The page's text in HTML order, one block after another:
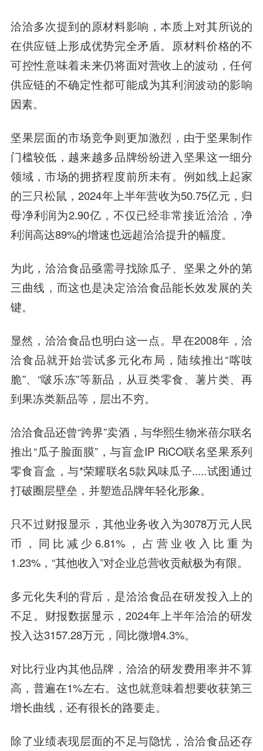
洽洽多次提到的原材料影响，本质上对其所说的
在供应链上形成优势完全矛盾。原材料价格的不
可控性意味着未来仍将面对营收上的波动，任何
供应链的不确定性都可能成为其利润波动的影响
因素。
坚果层面的市场竞争则更加激烈，由于坚果制作
门槛较低，越来越多品牌纷纷进入坚果这一细分
领域，市场的拥挤程度前所未有。例如线上起家
的三只松鼠，2024年上半年营收为50.75亿元，归
母净利润为2.90亿，不仅已经非常接近洽洽，净
利润高达89%的增速也远超洽洽提升的幅度。
为此，洽洽食品亟需寻找除瓜子、坚果之外的第
三曲线，而这也是决定洽洽食品能长效发展的关
键。
显然，洽洽食品也明白这一点。早在2008年，洽
洽食品就开始尝试多元化布局，陆续推出“喀吱
脆”、“啵乐冻”等新品，从豆类零食、薯片类、再
到果冻类新品等，层出不穷。
洽洽食品还曾“跨界”卖酒，与华熙生物米蓓尔联名
推出“瓜子脸面膜”，与盲盒IP RiCO联名坚果系列
零食盲盒，与*荣耀联名5款风味瓜子.....试图通过
打破圈层壁垒，并塑造品牌年轻化形象。
只不过财报显示，其他业务收入为3078万元人民
币，同比减少6.81%，占营业收入比重为
1.23%，“其他收入”对企业总营收贡献极为有限。
多元化失利的背后，是洽洽食品在研发投入上的
不足。财报数据显示，2024年上半年洽洽的研发
投入达3157.28万元，同比微增4.3%。
对比行业内其他品牌，洽洽的研发费用率并不算
高，普遍在1%左右。这也就意味着想要收获第三
增长曲线，还有很长的路要走。
除了业绩表现层面的不足与隐忧，洽洽食品还存